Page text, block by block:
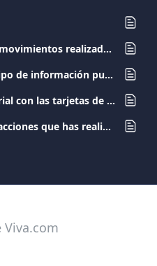
¿Cómo puedo consultar los movimientos realizados con una tarjeta de débito de empleado?
Gastos de la tarjeta - ¿Qué tipo de información puedo encontrar aquí?
Libera la eficiencia empresarial con las tarjetas de empresa de Viva.com
¿Cómo puedes ver las transacciones que has realizado con tu tarjeta?